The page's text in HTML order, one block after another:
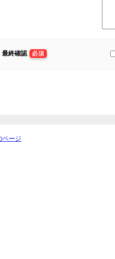
最終確認 必須
ページ